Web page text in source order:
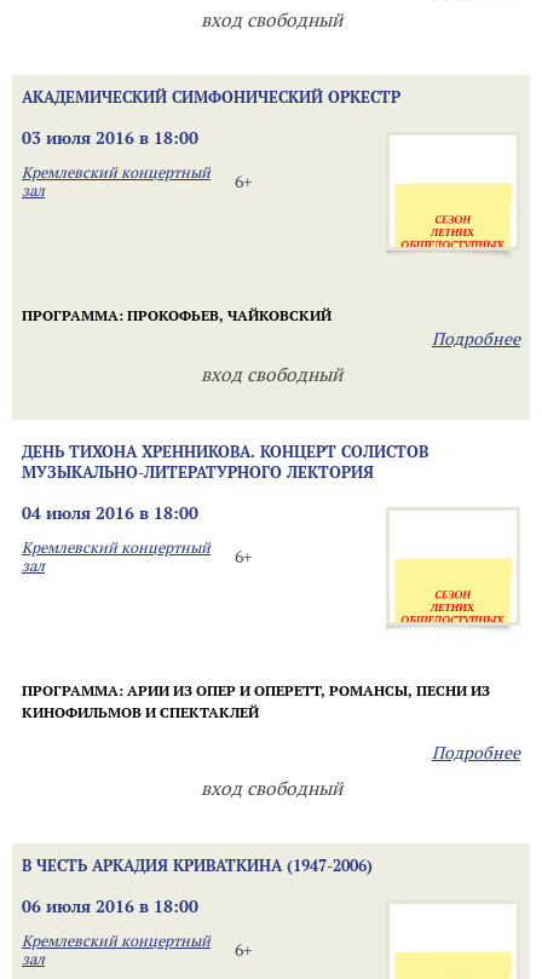
вход свободный
АКАДЕМИЧЕСКИЙ СИМФОНИЧЕСКИЙ ОРКЕСТР
03 июля 2016 в 18:00
6+
Кремлевский концертный
зал
ПРОГРАММА: ПРОКОФЬЕВ, ЧАЙКОВСКИЙ
Подробнее
вход свободный
ДЕНЬ ТИХОНА ХРЕННИКОВА. КОНЦЕРТ СОЛИСТОВ
МУЗЫКАЛЬНО-ЛИТЕРАТУРНОГО ЛЕКТОРИЯ
04 июля 2016 в 18:00
6+
Кремлевский концертный
зал
ПРОГРАММА: АРИИ ИЗ ОПЕР И ОПЕРЕТТ, РОМАНСЫ, ПЕСНИ ИЗ
КИНОФИЛЬМОВ И СПЕКТАКЛЕЙ
Подробнее
вход свободный
В ЧЕСТЬ АРКАДИЯ КРИВАТКИНА (1947-2006)
06 июля 2016 в 18:00
6+
Кремлевский концертный
зал